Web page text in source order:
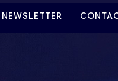
NEWSLETTER